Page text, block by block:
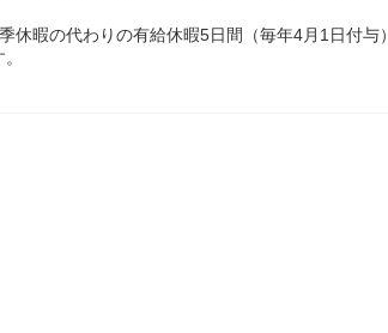
暇の代わりの有給休暇5日間（毎年4月1日付与）